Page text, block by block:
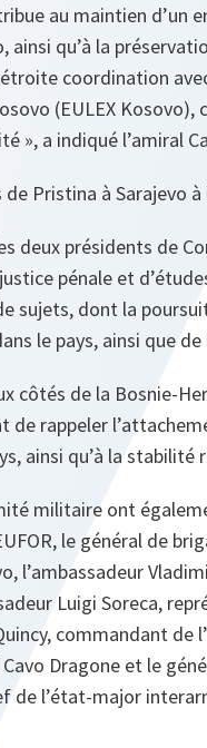
au maintien
ainsi qu’à la
coordination
(EULEX
», a indiqué l’amiral
Pristina à Sarajevo
deux présidents de
pénale et
sujets, dont la
le pays, ainsi que
côtés de la Bosnie-
de rappeler
ainsi qu’à la stabilité
militaire ont
le général de
l’ambassadeur
Luigi Soreca,
commandant de
Dragone et le
de l’état-major